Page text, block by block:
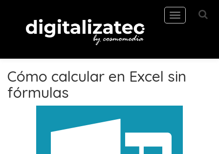
Toggle
navigation
Cómo calcular en Excel sin
fórmulas